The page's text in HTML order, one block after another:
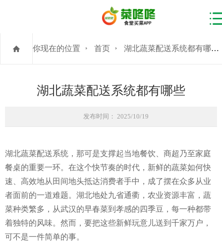
你现在的位置 首页 湖北蔬菜配送系统都有哪些
湖北蔬菜配送系统都有哪些
发布时间： 2025/10/19
湖北蔬菜配送系统，那可是支撑起当地餐饮、商超乃至家庭
餐桌的重要一环。在这个快节奏的时代，新鲜的蔬菜如何快
速、高效地从田间地头抵达消费者手中，成了摆在众多从业
者面前的一道难题。湖北地处九省通衢，农业资源丰富，蔬
菜种类繁多，从武汉的早春菜到孝感的四季豆，每一种都带
着独特的风味。然而，要把这些新鲜玩意儿送到千家万户，
可不是一件简单的事。